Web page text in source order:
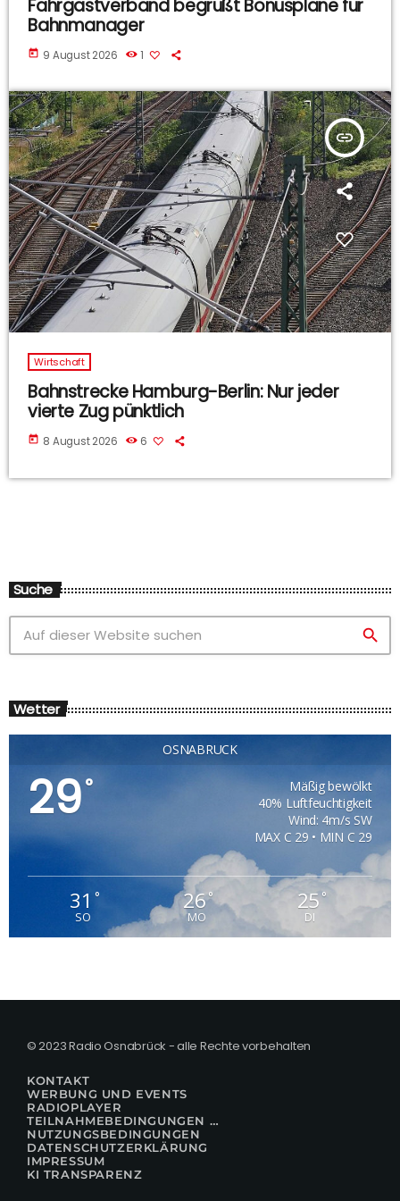
Fahrgastverband begrüßt Bonuspläne für
Bahnmanager
today 9 August 2026 1
insert_link
Wirtschaft
Bahnstrecke Hamburg-Berlin: Nur jeder
vierte Zug pünktlich
today 8 August 2026 6
Suche
search
Wetter
OSNABRÜCK
29°
Mäßig bewölkt
40% Luftfeuchtigkeit
Wind: 4m/s SW
MAX C 29 • MIN C 29
31 °
SO
26°
MO
25°
DI
© 2023 Radio Osnabrück - alle Rechte vorbehalten
KONTAKT
WERBUNG UND EVENTS
RADIOPLAYER
TEILNAHMEBEDINGUNGEN FÜR GEWINNSPIELE
NUTZUNGSBEDINGUNGEN
DATENSCHUTZERKLÄRUNG
IMPRESSUM
KI TRANSPARENZ